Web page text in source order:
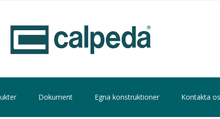
Dokument Egna konstruktioner Kontakta